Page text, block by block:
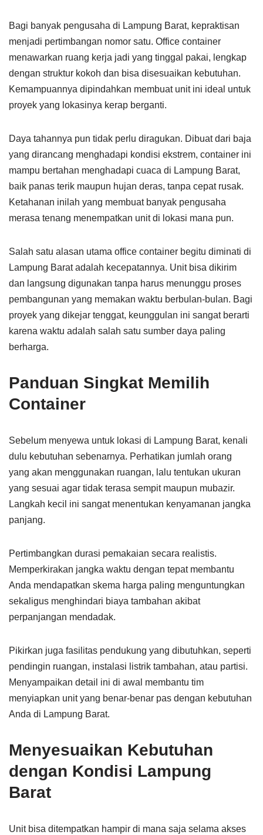
Bagi banyak pengusaha di Lampung Barat, kepraktisan
menjadi pertimbangan nomor satu. Office container
menawarkan ruang kerja jadi yang tinggal pakai, lengkap
dengan struktur kokoh dan bisa disesuaikan kebutuhan.
Kemampuannya dipindahkan membuat unit ini ideal untuk
proyek yang lokasinya kerap berganti.
Daya tahannya pun tidak perlu diragukan. Dibuat dari baja
yang dirancang menghadapi kondisi ekstrem, container ini
mampu bertahan menghadapi cuaca di Lampung Barat,
baik panas terik maupun hujan deras, tanpa cepat rusak.
Ketahanan inilah yang membuat banyak pengusaha
merasa tenang menempatkan unit di lokasi mana pun.
Salah satu alasan utama office container begitu diminati di
Lampung Barat adalah kecepatannya. Unit bisa dikirim
dan langsung digunakan tanpa harus menunggu proses
pembangunan yang memakan waktu berbulan-bulan. Bagi
proyek yang dikejar tenggat, keunggulan ini sangat berarti
karena waktu adalah salah satu sumber daya paling
berharga.
Panduan Singkat Memilih
Container
Sebelum menyewa untuk lokasi di Lampung Barat, kenali
dulu kebutuhan sebenarnya. Perhatikan jumlah orang
yang akan menggunakan ruangan, lalu tentukan ukuran
yang sesuai agar tidak terasa sempit maupun mubazir.
Langkah kecil ini sangat menentukan kenyamanan jangka
panjang.
Pertimbangkan durasi pemakaian secara realistis.
Memperkirakan jangka waktu dengan tepat membantu
Anda mendapatkan skema harga paling menguntungkan
sekaligus menghindari biaya tambahan akibat
perpanjangan mendadak.
Pikirkan juga fasilitas pendukung yang dibutuhkan, seperti
pendingin ruangan, instalasi listrik tambahan, atau partisi.
Menyampaikan detail ini di awal membantu tim
menyiapkan unit yang benar-benar pas dengan kebutuhan
Anda di Lampung Barat.
Menyesuaikan Kebutuhan
dengan Kondisi Lampung
Barat
Unit bisa ditempatkan hampir di mana saja selama akses